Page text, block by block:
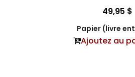
49,95 $
Papier (livre
Ajoutez au